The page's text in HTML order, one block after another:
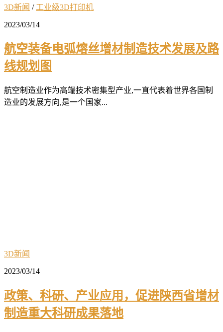
3D新闻 / 工业级3D打印机
2023/03/14
航空装备电弧熔丝增材制造技术发展及路
线规划图
航空制造业作为高端技术密集型产业,一直代表着世界各国制
造业的发展方向,是一个国家...
3D新闻
2023/03/14
政策、科研、产业应用，促进陕西省增材
制造重大科研成果落地